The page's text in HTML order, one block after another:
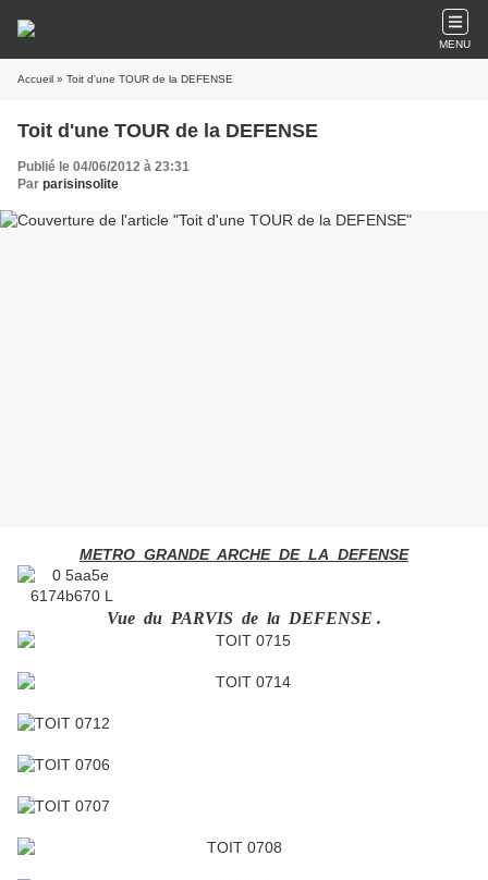
MENU
Accueil » Toit d'une TOUR de la DEFENSE
Toit d'une TOUR de la DEFENSE
Publié le 04/06/2012 à 23:31
Par parisinsolite
METRO GRANDE ARCHE DE LA DEFENSE
Vue du PARVIS de la DEFENSE .